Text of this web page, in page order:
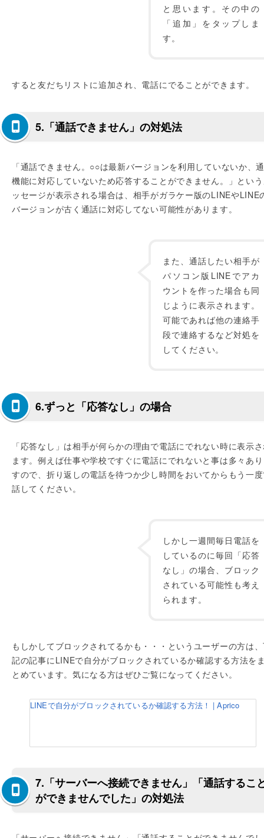
と思います。その中の
「追加」をタップしま
す。
すると友だちリストに追加され、電話にでることができます。
5.「通話できません」の対処法
「通話できません。○○は最新バージョンを利用していないか、
機能に対応していないため応答することができません。」とい
ッセージが表示される場合は、相手がガラケー版のLINEやLINE
バージョンが古く通話に対応してない可能性があります。
また、通話したい相手が
パソコン版LINEでアカ
ウントを作った場合も同
じように表示されます。
可能であれば他の連絡手
段で連絡するなど対処を
してください。
6.ずっと「応答なし」の場合
「応答なし」は相手が何らかの理由で電話にでれない時に表示
ます。例えば仕事や学校ですぐに電話にでれないと事は多々あ
すので、折り返しの電話を待つか少し時間をおいてからもう一
話してください。
しかし一週間毎日電話を
しているのに毎回「応答
なし」の場合、ブロック
されている可能性も考え
られます。
もしかしてブロックされてるかも・・・というユーザーの方は
記の記事にLINEで自分がブロックされているか確認する方法を
とめています。気になる方はぜひご覧になってください。
LINEで自分がブロックされているか確認する方法！ | Aprico
7.「サーバーへ接続できません」「通話するこ
ができませんでした」の対処法